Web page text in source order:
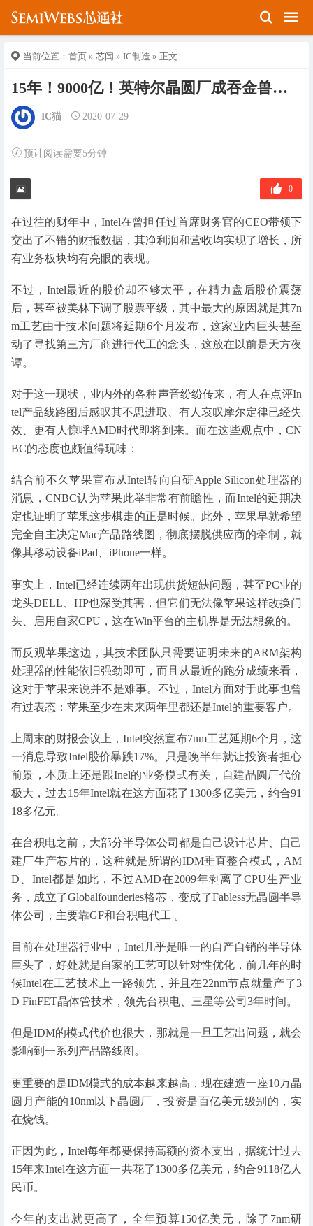
当前位置： 首页 » 芯闻 » IC制造 » 正文
15年！9000亿！英特尔晶圆厂成吞金兽…
IC猫 2020-07-29
预计阅读需要5分钟
0
在过往的财年中，Intel在曾担任过首席财务官的CEO带领下
交出了不错的财报数据，其净利润和营收均实现了增长，所
有业务板块均有亮眼的表现。
不过，Intel最近的股价却不够太平，在精力盘后股价震荡
后，甚至被美林下调了股票平级，其中最大的原因就是其7n
m工艺由于技术问题将延期6个月发布，这家业内巨头甚至
动了寻找第三方厂商进行代工的念头，这放在以前是天方夜
谭。
对于这一现状，业内外的各种声音纷纷传来，有人在点评In
tel产品线路图后感叹其不思进取、有人哀叹摩尔定律已经失
效、更有人惊呼AMD时代即将到来。而在这些观点中，CN
BC的态度也颇值得玩味：
结合前不久苹果宣布从Intel转向自研Apple Silicon处理器的
消息，CNBC认为苹果此举非常有前瞻性，而Intel的延期决
定也证明了苹果这步棋走的正是时候。此外，苹果早就希望
完全自主决定Mac产品路线图，彻底摆脱供应商的牵制，就
像其移动设备iPad、iPhone一样。
事实上，Intel已经连续两年出现供货短缺问题，甚至PC业的
龙头DELL、HP也深受其害，但它们无法像苹果这样改换门
头、启用自家CPU，这在Win平台的主机界是无法想象的。
而反观苹果这边，其技术团队只需要证明未来的ARM架构
处理器的性能依旧强劲即可，而且从最近的跑分成绩来看，
这对于苹果来说并不是难事。不过，Intel方面对于此事也曾
有过表态：苹果至少在未来两年里都还是Intel的重要客户。
上周末的财报会议上，Intel突然宣布7nm工艺延期6个月，这
一消息导致Intel股价暴跌17%。只是晚半年就让投资者担心
前景，本质上还是跟Inel的业务模式有关，自建晶圆厂代价
极大，过去15年Intel就在这方面花了1300多亿美元，约合91
18多亿元。
在台积电之前，大部分半导体公司都是自己设计芯片、自己
建厂生产芯片的，这种就是所谓的IDM垂直整合模式，AM
D、Intel都是如此，不过AMD在2009年剥离了CPU生产业
务，成立了Globalfounderies格芯，变成了Fabless无晶圆半导
体公司，主要靠GF和台积电代工 。
目前在处理器行业中，Intel几乎是唯一的自产自销的半导体
巨头了，好处就是自家的工艺可以针对性优化，前几年的时
候Intel在工艺技术上一路领先，并且在22nm节点就量产了3
D FinFET晶体管技术，领先台积电、三星等公司3年时间。
但是IDM的模式代价也很大，那就是一旦工艺出问题，就会
影响到一系列产品路线图。
更重要的是IDM模式的成本越来越高，现在建造一座10万晶
圆月产能的10nm以下晶圆厂，投资是百亿美元级别的，实
在烧钱。
正因为此，Intel每年都要保持高额的资本支出，据统计过去
15年来Intel在这方面一共花了1300多亿美元，约合9118亿人
民币。
今年的支出就更高了，全年预算150亿美元，除了7nm研